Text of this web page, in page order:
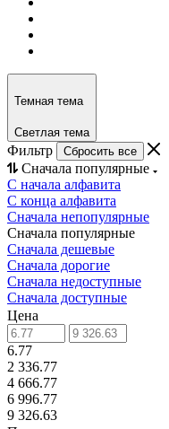
Темная тема
Светлая тема
Фильтр Сбросить все
Сначала популярные
С начала алфавита
С конца алфавита
Сначала непопулярные
Сначала популярные
Сначала дешевые
Сначала дорогие
Сначала недоступные
Сначала доступные
Цена
6.77
2 336.77
4 666.77
6 996.77
9 326.63